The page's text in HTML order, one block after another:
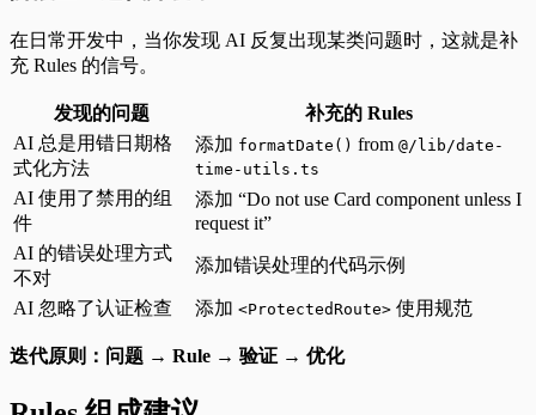
在日常开发中，当你发现 AI 反复出现某类问题时，这就是补
充 Rules 的信号。
发现的问题
补充的 Rules
AI 总是用错日期格
式化方法
添加 formatDate() from @/lib/date-
time-utils.ts
AI 使用了禁用的组
件
添加 “Do not use Card component unless I
request it”
AI 的错误处理方式
不对
添加错误处理的代码示例
AI 忽略了认证检查 添加 <ProtectedRoute> 使用规范
迭代原则：问题 → Rule → 验证 → 优化